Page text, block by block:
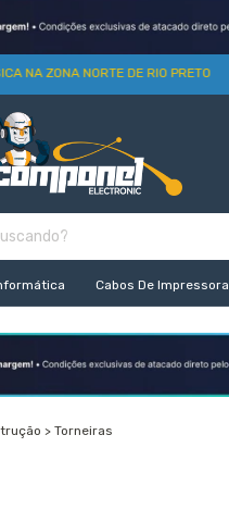
NA ZONA NORTE DE RIO PRETO
Cabos De Impressora
> Torneiras